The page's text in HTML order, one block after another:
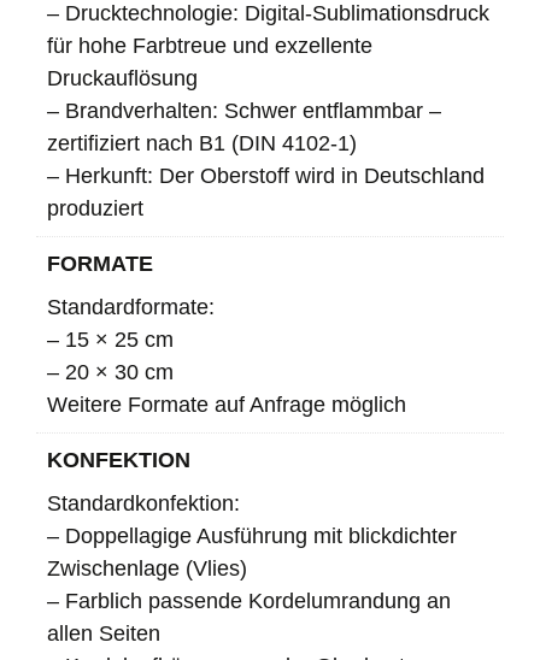
– Drucktechnologie: Digital-Sublimationsdruck
für hohe Farbtreue und exzellente
Druckauflösung
– Brandverhalten: Schwer entflammbar –
zertifiziert nach B1 (DIN 4102-1)
– Herkunft: Der Oberstoff wird in Deutschland
produziert
FORMATE
Standardformate:
– 15 × 25 cm
– 20 × 30 cm
Weitere Formate auf Anfrage möglich
KONFEKTION
Standardkonfektion:
– Doppellagige Ausführung mit blickdichter
Zwischenlage (Vlies)
– Farblich passende Kordelumrandung an
allen Seiten